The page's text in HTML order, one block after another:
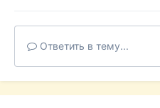
Ответить в тему...